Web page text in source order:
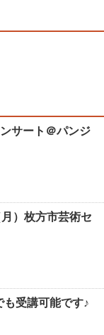
サート＠パンジ
）枚方市芸術セ
受講可能です♪